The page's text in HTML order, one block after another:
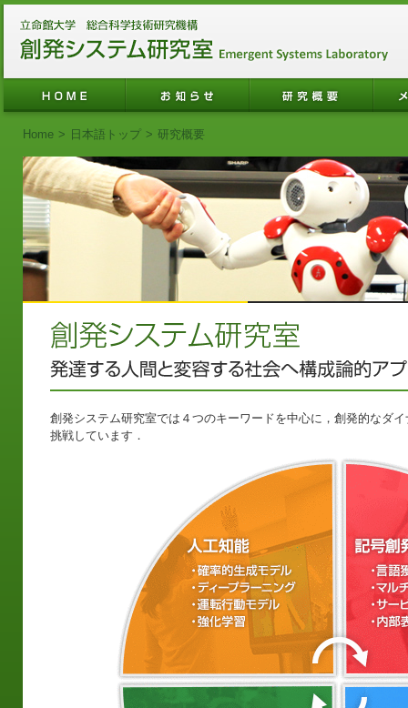
Home > 日本語トップ > 研究概要
創発システム研究室では４つのキーワードを中心に，創発的なダ
挑戦しています．